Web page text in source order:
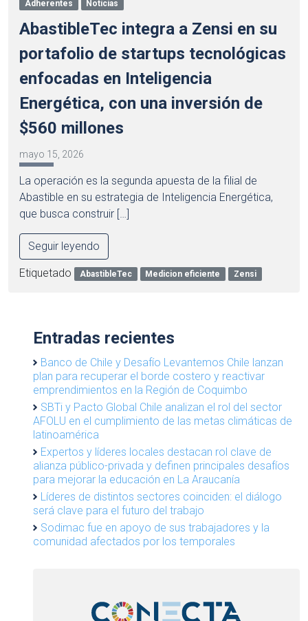
Adherentes Noticias
AbastibleTec integra a Zensi en su
portafolio de startups tecnológicas
enfocadas en Inteligencia
Energética, con una inversión de
$560 millones
mayo 15, 2026
La operación es la segunda apuesta de la filial de
Abastible en su estrategia de Inteligencia Energética,
que busca construir […]
Seguir leyendo
Etiquetado AbastibleTec Medicion eficiente Zensi
Entradas recientes
Banco de Chile y Desafío Levantemos Chile lanzan
plan para recuperar el borde costero y reactivar
emprendimientos en la Región de Coquimbo
SBTi y Pacto Global Chile analizan el rol del sector
AFOLU en el cumplimiento de las metas climáticas de
latinoamérica
Expertos y líderes locales destacan rol clave de
alianza público-privada y definen principales desafíos
para mejorar la educación en La Araucanía
Líderes de distintos sectores coinciden: el diálogo
será clave para el futuro del trabajo
Sodimac fue en apoyo de sus trabajadores y la
comunidad afectados por los temporales